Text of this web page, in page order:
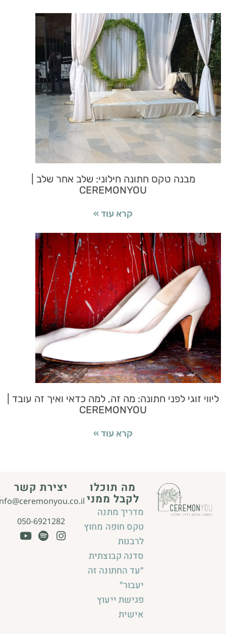
מבנה טקס חתונה חילוני: שלב אחר שלב |
CEREMONYOU
קרא עוד »
ליווי זוגי לפני חתונה: מה זה, למה כדאי ואיך זה עובד |
CEREMONYOU
קרא עוד »
מה תוכלו
לקבל ממני
מדריך מתנה
טקס חופה מחוץ
לרבנות
סדנה קבוצתית
״עד החתונה זה
יעבור״
פגישת ייעוץ
אישית
יצירת קשר
info@ceremonyou.co.il
050-6921282